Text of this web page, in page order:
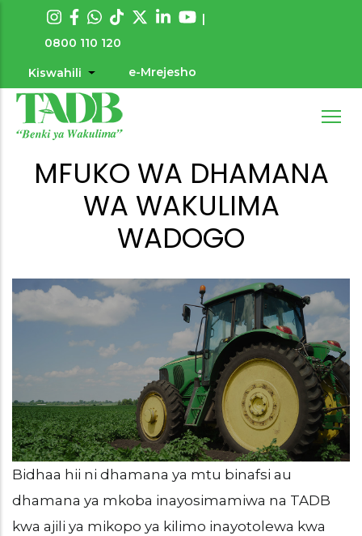
main
content
|
0800 110 120
Kiswahili List additional actions
User
account
menu
e-Mrejesho
MFUKO WA DHAMANA
WA WAKULIMA
WADOGO
Bidhaa hii ni dhamana ya mtu binafsi au
dhamana ya mkoba inayosimamiwa na TADB
kwa ajili ya mikopo ya kilimo inayotolewa kwa